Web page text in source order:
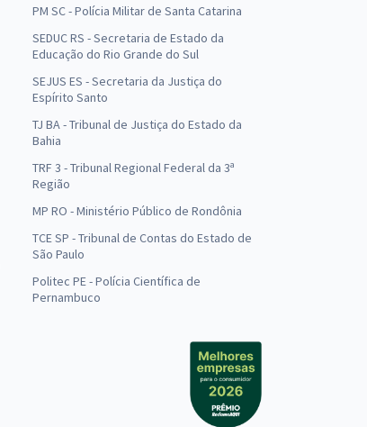
PM SC - Polícia Militar de Santa Catarina
SEDUC RS - Secretaria de Estado da
Educação do Rio Grande do Sul
SEJUS ES - Secretaria da Justiça do
Espírito Santo
TJ BA - Tribunal de Justiça do Estado da
Bahia
TRF 3 - Tribunal Regional Federal da 3ª
Região
MP RO - Ministério Público de Rondônia
TCE SP - Tribunal de Contas do Estado de
São Paulo
Politec PE - Polícia Científica de
Pernambuco